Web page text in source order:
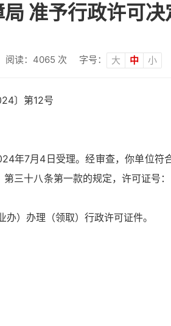
准予行政许可决
阅读： 4065 次 字号： 大 中 小
〕第12号
7月4日受理。经审查，你单位符
三十八条第一款的规定，许可证号
（就业办）办理（领取）行